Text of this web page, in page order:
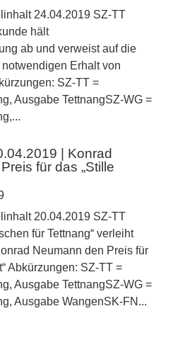
24.04.2019 SZ-TT
hält
ab und verweist auf die
Erhalt von
SZ-TT =
Ausgabe TettnangSZ-WG =
| Konrad
für das „Stille
20.04.2019 SZ-TT
für Tettnang“ verleiht
Neumann den Preis für
Abkürzungen: SZ-TT =
Ausgabe TettnangSZ-WG =
Ausgabe WangenSK-FN...